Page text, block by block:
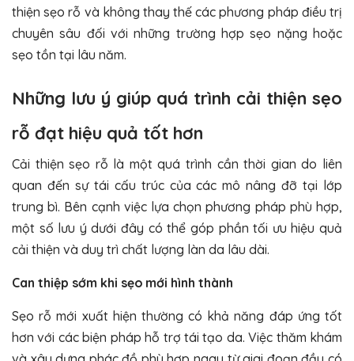
thiện sẹo rỗ và không thay thế các phương pháp điều trị
chuyên sâu đối với những trường hợp sẹo nặng hoặc
sẹo tồn tại lâu năm.
Những lưu ý giúp quá trình cải thiện sẹo
rỗ đạt hiệu quả tốt hơn
Cải thiện sẹo rỗ là một quá trình cần thời gian do liên
quan đến sự tái cấu trúc của các mô nâng đỡ tại lớp
trung bì. Bên cạnh việc lựa chọn phương pháp phù hợp,
một số lưu ý dưới đây có thể góp phần tối ưu hiệu quả
cải thiện và duy trì chất lượng làn da lâu dài.
Can thiệp sớm khi sẹo mới hình thành
Sẹo rỗ mới xuất hiện thường có khả năng đáp ứng tốt
hơn với các biện pháp hỗ trợ tái tạo da. Việc thăm khám